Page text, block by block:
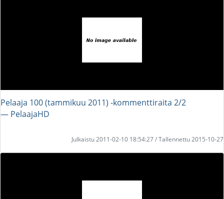
Pelaaja 100 (tammikuu 2011) -kommenttiraita 2/2
― PelaajaHD
Julkaistu 2011-02-10 18:54:27 / Tallennettu 2015-10-27